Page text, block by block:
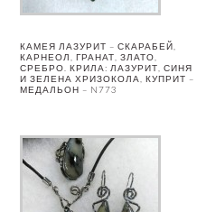
КАМЕЯ ЛАЗУРИТ – СКАРАБЕЙ,
КАРНЕОЛ, ГРАНАТ, ЗЛАТО,
СРЕБРО. КРИЛА: ЛАЗУРИТ, СИНЯ
И ЗЕЛЕНА ХРИЗОКОЛА, КУПРИТ –
МЕДАЛЬОН – N773